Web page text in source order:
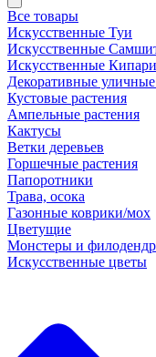
Все товары
Искусственные Туи
Искусственные
Искусственные
Декоративные уличные
Кустовые растения
Ампельные растения
Кактусы
Ветки деревьев
Горшечные растения
Папоротники
Трава, осока
Газонные коврики/мох
Цветущие
Монстеры и
Искусственные цветы